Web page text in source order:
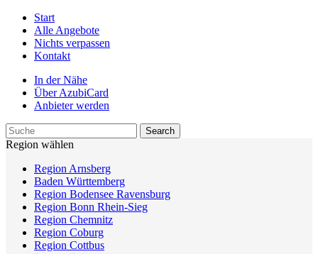
Start
Alle Angebote
Nichts verpassen
Kontakt
In der Nähe
Über AzubiCard
Anbieter werden
Region wählen
Region Arnsberg
Baden Württemberg
Region Bodensee Ravensburg
Region Bonn Rhein-Sieg
Region Chemnitz
Region Coburg
Region Cottbus